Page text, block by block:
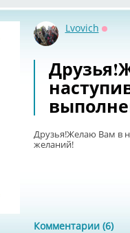
Lvovich
Друзья!Желаю Вам в
желаний!
Комментарии (6)